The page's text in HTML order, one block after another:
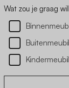
Wat zou je graag